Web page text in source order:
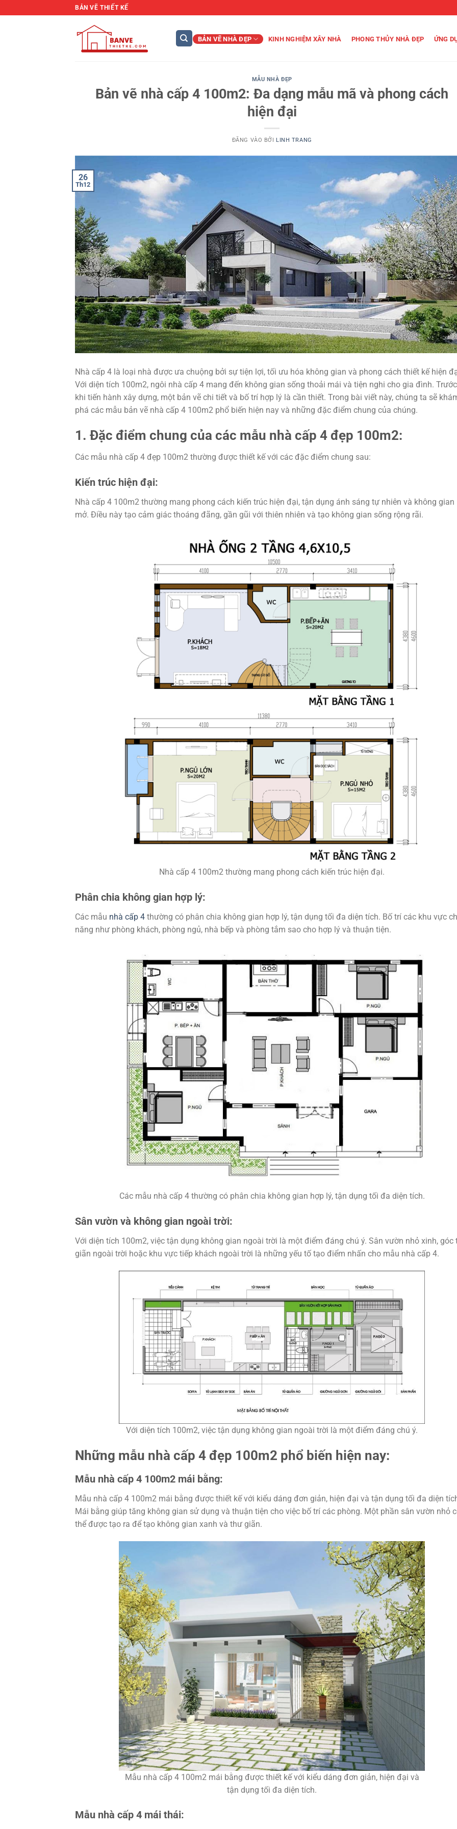
qua
BẢN VẼ THIẾT KẾ
BẢN VẼ NHÀ ĐẸP KINH NGHIỆM XÂY NHÀ PHONG THỦY NHÀ ĐẸP ỨNG
MẪU NHÀ ĐẸP
Bản vẽ nhà cấp 4 100m2: Đa dạng mẫu mã và phong cách
hiện đại
ĐĂNG VÀO BỞI LINH TRANG
26
Th12
Nhà cấp 4 là loại nhà được ưa chuộng bởi sự tiện lợi, tối ưu hóa không gian và phong cách thiết kế hiện
Với diện tích 100m2, ngôi nhà cấp 4 mang đến không gian sống thoải mái và tiện nghi cho gia đình. Trước
khi tiến hành xây dựng, một bản vẽ chi tiết và bố trí hợp lý là cần thiết. Trong bài viết này, chúng ta sẽ
phá các mẫu bản vẽ nhà cấp 4 100m2 phổ biến hiện nay và những đặc điểm chung của chúng.
1. Đặc điểm chung của các mẫu nhà cấp 4 đẹp 100m2:
Các mẫu nhà cấp 4 đẹp 100m2 thường được thiết kế với các đặc điểm chung sau:
Kiến trúc hiện đại:
Nhà cấp 4 100m2 thường mang phong cách kiến trúc hiện đại, tận dụng ánh sáng tự nhiên và không gian
mở. Điều này tạo cảm giác thoáng đãng, gần gũi với thiên nhiên và tạo không gian sống rộng rãi.
Nhà cấp 4 100m2 thường mang phong cách kiến trúc hiện đại.
Phân chia không gian hợp lý:
Các mẫu nhà cấp 4 thường có phân chia không gian hợp lý, tận dụng tối đa diện tích. Bố trí các khu vực
năng như phòng khách, phòng ngủ, nhà bếp và phòng tắm sao cho hợp lý và thuận tiện.
Các mẫu nhà cấp 4 thường có phân chia không gian hợp lý, tận dụng tối đa diện tích.
Sân vườn và không gian ngoài trời:
Với diện tích 100m2, việc tận dụng không gian ngoài trời là một điểm đáng chú ý. Sân vườn nhỏ xinh, góc
giãn ngoài trời hoặc khu vực tiếp khách ngoài trời là những yếu tố tạo điểm nhấn cho mẫu nhà cấp 4.
Với diện tích 100m2, việc tận dụng không gian ngoài trời là một điểm đáng chú ý.
Những mẫu nhà cấp 4 đẹp 100m2 phổ biến hiện nay:
Mẫu nhà cấp 4 100m2 mái bằng:
Mẫu nhà cấp 4 100m2 mái bằng được thiết kế với kiểu dáng đơn giản, hiện đại và tận dụng tối đa diện
Mái bằng giúp tăng không gian sử dụng và thuận tiện cho việc bố trí các phòng. Một phần sân vườn nhỏ
thể được tạo ra để tạo không gian xanh và thư giãn.
Mẫu nhà cấp 4 100m2 mái bằng được thiết kế với kiểu dáng đơn giản, hiện đại và
tận dụng tối đa diện tích.
Mẫu nhà cấp 4 mái thái: